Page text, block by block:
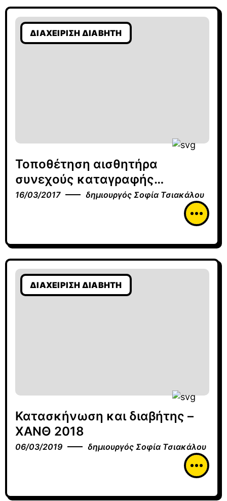
ΔΙΑΧΕΊΡΙΣΗ ΔΙΑΒΉΤΗ
Τοποθέτηση αισθητήρα
συνεχούς καταγραφής
γλυκόζης – Βίντεο
16/03/2017 δημιουργός Σοφία Τσιακάλου
ΔΙΑΧΕΊΡΙΣΗ ΔΙΑΒΉΤΗ
Κατασκήνωση και διαβήτης –
ΧΑΝΘ 2018
06/03/2019 δημιουργός Σοφία Τσιακάλου